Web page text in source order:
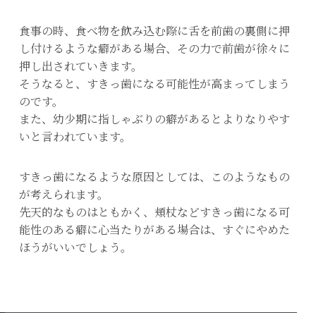
食事の時、食べ物を飲み込む際に舌を前歯の裏側に押
し付けるような癖がある場合、その力で前歯が徐々に
押し出されていきます。
そうなると、すきっ歯になる可能性が高まってしまう
のです。
また、幼少期に指しゃぶりの癖があるとよりなりやす
いと言われています。
すきっ歯になるような原因としては、このようなもの
が考えられます。
先天的なものはともかく、頬杖などすきっ歯になる可
能性のある癖に心当たりがある場合は、すぐにやめた
ほうがいいでしょう。